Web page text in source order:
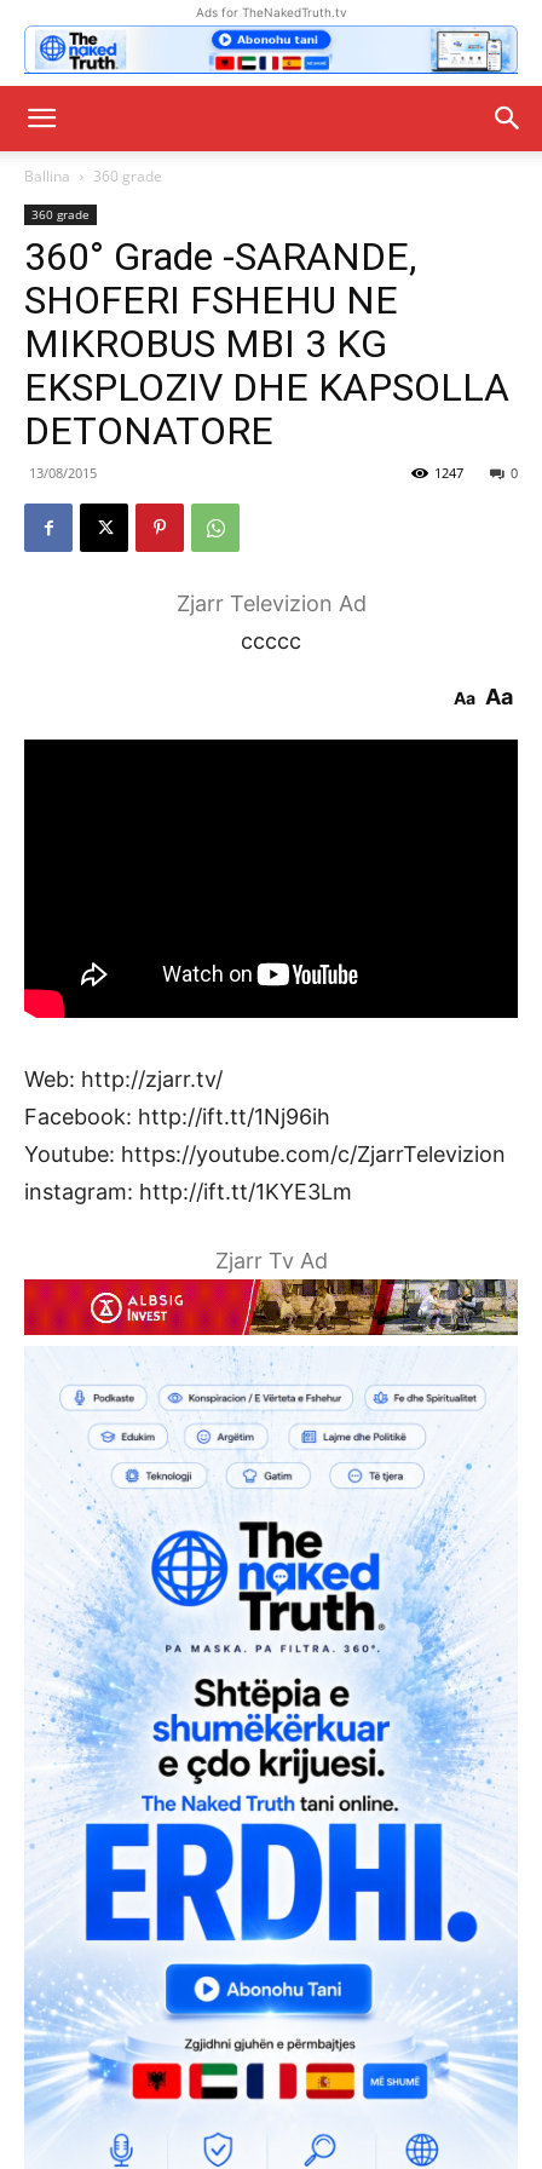
Ads for TheNakedTruth.tv
Ballina 360 grade
360 grade
360° Grade -SARANDE,
SHOFERI FSHEHU NE
MIKROBUS MBI 3 KG
EKSPLOZIV DHE KAPSOLLA
DETONATORE
13/08/2015 0
1247
Zjarr Televizion Ad
ccccc
Aa Aa
Web: http://zjarr.tv/
Facebook: http://ift.tt/1Nj96ih
Youtube: https://youtube.com/c/ZjarrTelevizion
instagram: http://ift.tt/1KYE3Lm
Zjarr Tv Ad